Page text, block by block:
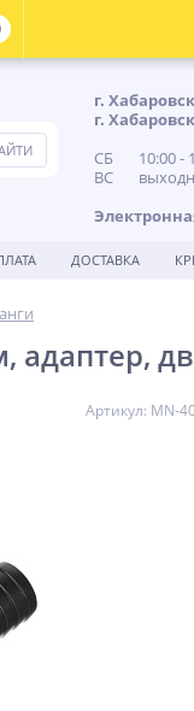
г.
г.
СБ 10:00 -
ВС
ДОСТАВКА
Артикул: MN-